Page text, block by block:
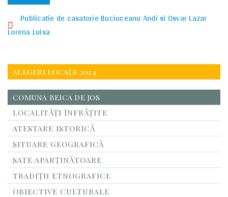
ON
Publicatie de casatorie Buciuceanu Andi si Osvar Lazar
Lorena Luisa
ALEGERI LOCALE 2024
COMUNA BEICA DE JOS
LOCALITĂŢI ÎNFRĂŢITE
ATESTARE ISTORICĂ
SITUARE GEOGRAFICĂ
SATE APARȚINĂTOARE
TRADIȚII ETNOGRAFICE
OBIECTIVE CULTURALE